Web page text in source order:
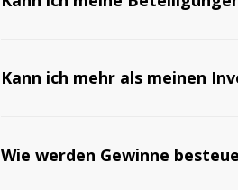
Kann ich mehr als meinen
Wie werden Gewinne